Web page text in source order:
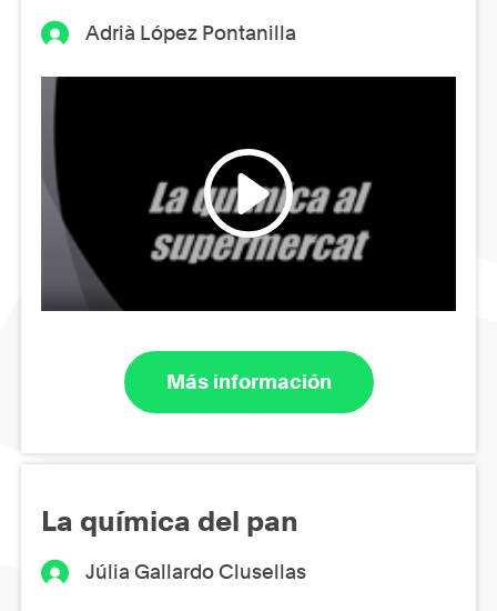
Adrià López Pontanilla
Más información
La química del pan
Júlia Gallardo Clusellas